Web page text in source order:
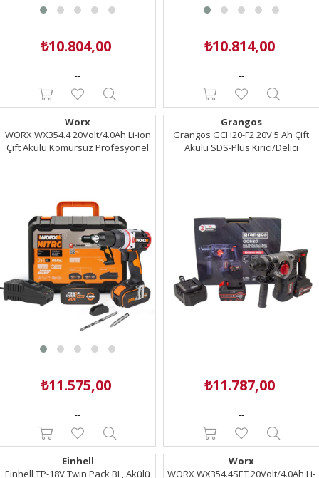
₺10.804,00
--
₺10.814,00
--
Worx
WORX WX354.4 20Volt/4.0Ah Li-ion
Çift Akülü Kömürsüz Profesyonel
₺11.575,00
--
Grangos
Grangos GCH20-F2 20V 5 Ah Çift
Akülü SDS-Plus Kırıcı/Delici
₺11.787,00
--
Einhell
Einhell TP-18V Twin Pack BL, Akülü
Worx
WORX WX354.4SET 20Volt/4.0Ah Li-